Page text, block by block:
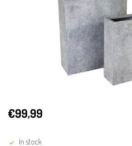
€99,99
In stock